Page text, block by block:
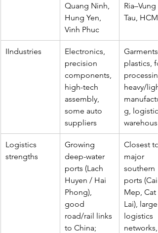
Quang Ninh,
Hung Yen,
Vinh Phuc
Ria–Vung
Tau,
IIndustries
Electronics,
precision
components,
high-tech
assembly,
some auto
suppliers
Garments,
plastics,
heavy/
g,
Logistics
strengths
Growing
deep-water
ports (Lach
Huyen / Hai
Phong),
good
road/rail links
to China;
Closest to
major
southern
ports (Cai
Mep, Cat
Lai), large
logistics
networks,